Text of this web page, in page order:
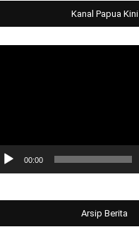
Kanal Papua Kini
00:00
Arsip Berita